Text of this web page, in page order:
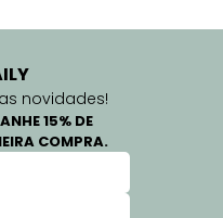
novidades!
15% DE
COMPRA.